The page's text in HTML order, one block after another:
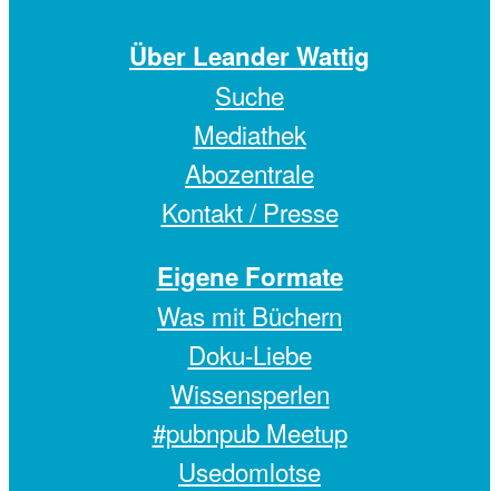
Über Leander Wattig
Suche
Mediathek
Abozentrale
Kontakt / Presse
Eigene Formate
Was mit Büchern
Doku-Liebe
Wissensperlen
#pubnpub Meetup
Usedomlotse